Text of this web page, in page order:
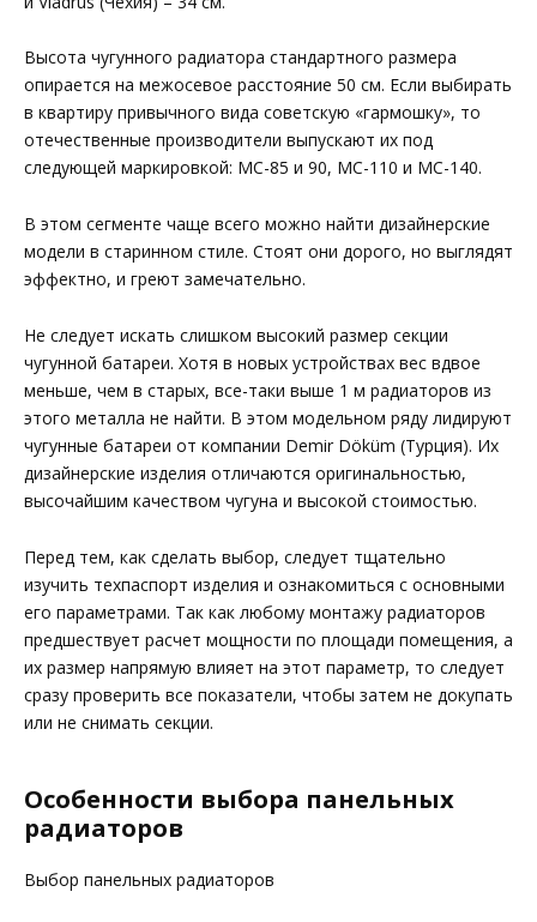
Высота чугунного радиатора стандартного размера
опирается на межосевое расстояние 50 см. Если выбирать
в квартиру привычного вида советскую «гармошку», то
отечественные производители выпускают их под
следующей маркировкой: МС-85 и 90, МС-110 и МС-140.
В этом сегменте чаще всего можно найти дизайнерские
модели в старинном стиле. Стоят они дорого, но выглядят
эффектно, и греют замечательно.
Не следует искать слишком высокий размер секции
чугунной батареи. Хотя в новых устройствах вес вдвое
меньше, чем в старых, все-таки выше 1 м радиаторов из
этого металла не найти. В этом модельном ряду лидируют
чугунные батареи от компании Demir Döküm (Турция). Их
дизайнерские изделия отличаются оригинальностью,
высочайшим качеством чугуна и высокой стоимостью.
Перед тем, как сделать выбор, следует тщательно
изучить техпаспорт изделия и ознакомиться с основными
его параметрами. Так как любому монтажу радиаторов
предшествует расчет мощности по площади помещения, а
их размер напрямую влияет на этот параметр, то следует
сразу проверить все показатели, чтобы затем не докупать
или не снимать секции.
Особенности выбора панельных
радиаторов
Выбор панельных радиаторов